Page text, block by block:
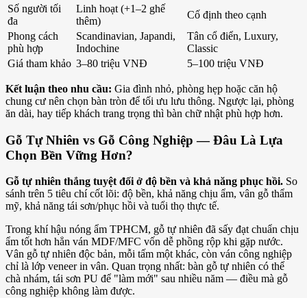
Số người tối
đa
Linh hoạt (+1–2 ghế
thêm)
Cố định theo cạnh
Phong cách
phù hợp
Scandinavian, Japandi,
Indochine
Tân cổ điển, Luxury,
Classic
Giá tham khảo 3–80 triệu VNĐ 5–100 triệu VNĐ
Kết luận theo nhu cầu: Gia đình nhỏ, phòng hẹp hoặc căn hộ
chung cư nên chọn bàn tròn để tối ưu lưu thông. Ngược lại, phòng
ăn dài, hay tiếp khách trang trọng thì bàn chữ nhật phù hợp hơn.
Gỗ Tự Nhiên vs Gỗ Công Nghiệp — Đâu Là Lựa
Chọn Bền Vững Hơn?
Gỗ tự nhiên thắng tuyệt đối ở độ bền và khả năng phục hồi. So
sánh trên 5 tiêu chí cốt lõi: độ bền, khả năng chịu ẩm, vân gỗ thẩm
mỹ, khả năng tái sơn/phục hồi và tuổi thọ thực tế.
Trong khí hậu nóng ẩm TPHCM, gỗ tự nhiên đã sấy đạt chuẩn chịu
ẩm tốt hơn hẳn ván MDF/MFC vốn dễ phồng rộp khi gặp nước.
Vân gỗ tự nhiên độc bản, mỗi tấm một khác, còn ván công nghiệp
chỉ là lớp veneer in vân. Quan trọng nhất: bàn gỗ tự nhiên có thể
chà nhám, tái sơn PU để "làm mới" sau nhiều năm — điều mà gỗ
công nghiệp không làm được.